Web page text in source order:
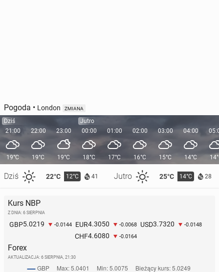
Pogoda • London ZMIANA
Dziś
21:00
19°C
Dziś 22°C 12°C 41 Jutro 25°C 14°C 28
22:00
19°C
23:00
19°C
Jutro
00:00
18°C
01:00
17°C
02:00
16°C
03:00
15°C
04:00
14°C
Kurs NBP
Z DNIA: 6 SIERPNIA
GBP5.0219 -0.0144 EUR4.3050 -0.0068 USD3.7320 -0.0148
CHF4.6080 -0.0164
Forex
AKTUALIZACJA: 6 SIERPNIA, 21:30